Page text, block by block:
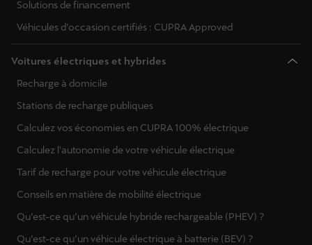
Solutions de financement
Véhicules d’occasion certifiés : CUPRA Approved
Voitures électriques et hybrides
Recharge à domicile
Stations de recharge publiques
Calculez vos économies en CUPRA 100% électrique
Calculez l'autonomie de votre véhicule électrique
Tarif de recharge pour votre véhicule électrique
Conseils en matière de mobilité électrique
Qu’est-ce qu’un véhicule hybride rechargeable (PHEV) ?
Qu’est-ce qu’un véhicule électrique à batterie (BEV) ?